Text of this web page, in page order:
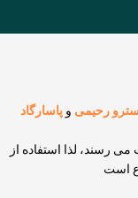
رحیمی وپاسارگاد
رسند، لذا استفاده از
است